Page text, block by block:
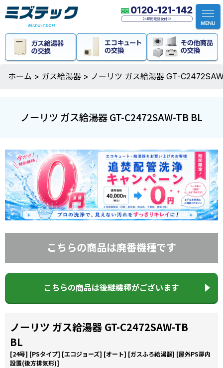
ホーム > ガス給湯器 > ノーリツ ガス給湯器 GT-
ノーリツ ガス給湯器 GT-C2472SAW-TB BL
こちらの商品は廃番機種です
こちらの商品は後継機種がございます
ノーリツ ガス給湯器 GT-C2472SAW-TB
BL
[24号] [PSタイプ] [エコジョーズ] [オート] [ガスふろ給湯器] [屋外PS扉内
設置(後方排気形)]